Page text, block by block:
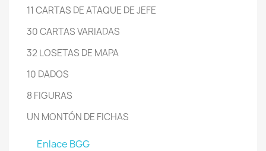
11 CARTAS DE ATAQUE DE JEFE
30 CARTAS VARIADAS
32 LOSETAS DE MAPA
10 DADOS
8 FIGURAS
UN MONTÓN DE FICHAS
Enlace BGG